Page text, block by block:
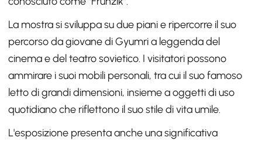
La mostra si sviluppa su due piani e ripercorre il suo
percorso da giovane di Gyumri a leggenda del
cinema e del teatro sovietico. I visitatori possono
ammirare i suoi mobili personali, tra cui il suo famoso
letto di grandi dimensioni, insieme a oggetti di uso
quotidiano che riflettono il suo stile di vita umile.
L'esposizione presenta anche una significativa